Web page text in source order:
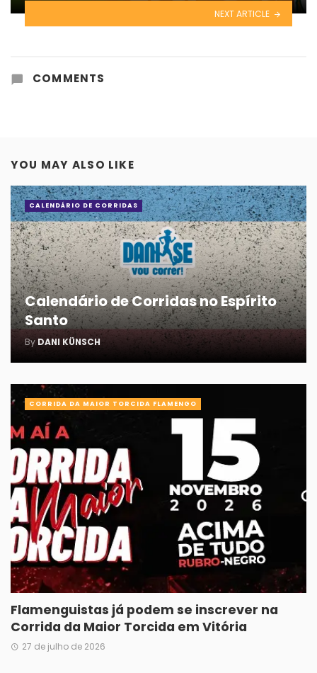
NEXT ARTICLE
COMMENTS
YOU MAY ALSO LIKE
Calendário de Corridas no Espírito
Santo
By DANI KÜNSCH
CALENDÁRIO DE CORRIDAS
Flamenguistas já podem se inscrever na
Corrida da Maior Torcida em Vitória
27 de julho de 2026
CORRIDA DA MAIOR TORCIDA FLAMENGO